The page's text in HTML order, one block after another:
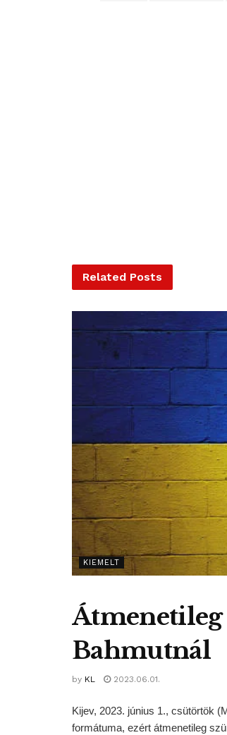
Related Posts
KIEMELT
Átmenetileg
Bahmutnál
by KL 2023.06.01.
Kijev, 2023. június 1., csütörtök
formátuma, ezért átmenetileg